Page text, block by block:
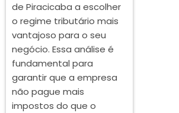
de Piracicaba a escolher
o regime tributário mais
vantajoso para o seu
negócio. Essa análise é
fundamental para
garantir que a empresa
não pague mais
impostos do que o